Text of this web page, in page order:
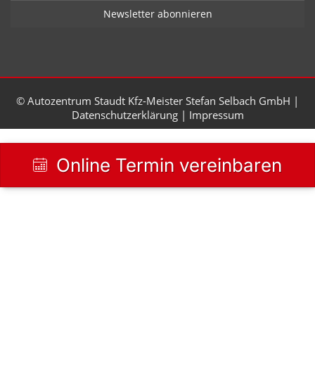
© Autozentrum Staudt Kfz-Meister Stefan Selbach GmbH |
Datenschutzerklärung| Impressum
Online Termin vereinbaren